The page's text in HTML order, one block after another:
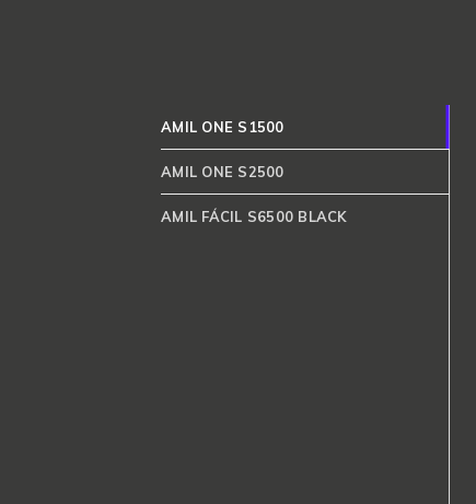
AMIL ONE S1500
AMIL ONE S2500
AMIL FÁCIL S6500 BLACK